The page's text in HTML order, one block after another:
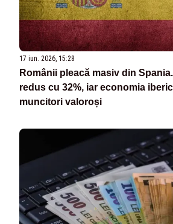
17 iun. 2026, 15:28
Românii pleacă masiv din
redus cu 32%, iar economia
muncitori valoroși